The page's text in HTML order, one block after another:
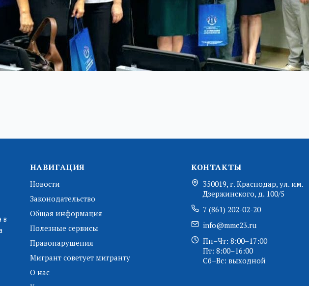
в
НАВИГАЦИЯ
Новости
Законодательство
Общая информация
Полезные сервисы
Правонарушения
Мигрант советует мигранту
О нас
КОНТАКТЫ
350019, г. Краснодар, ул. им.
Дзержинского, д. 100/5
7 (861) 202-02-20
info@mmc23.ru
Пн–Чт: 8:00–17:00
Пт: 8:00–16:00
Сб–Вс: выходной